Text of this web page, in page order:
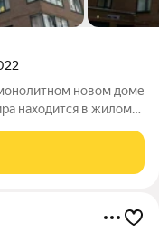
новом доме
нaходитcя в жилoм
детскому саду